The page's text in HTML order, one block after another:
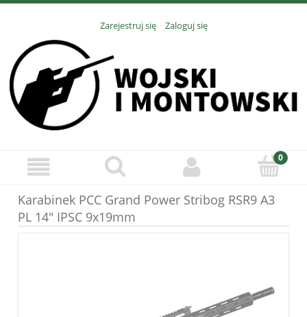
Zarejestruj się Zaloguj się
Karabinek PCC Grand Power Stribog RSR9 A3
PL 14" IPSC 9x19mm